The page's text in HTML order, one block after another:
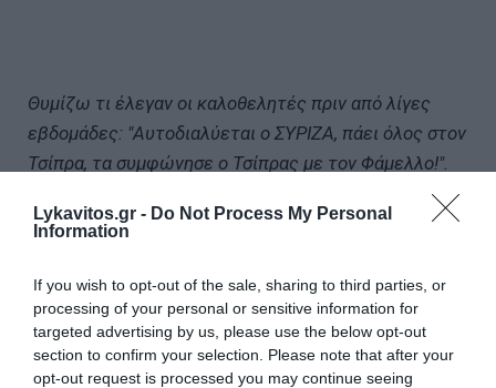
Lykavitos.gr - Do Not Process My Personal
Information
If you wish to opt-out of the sale, sharing to third parties, or
processing of your personal or sensitive information for
targeted advertising by us, please use the below opt-out
section to confirm your selection. Please note that after your
opt-out request is processed you may continue seeing
Θυμίζω τι έλεγαν οι καλοθελητές πριν από λίγες
εβδομάδες: "Αυτοδιαλύεται ο ΣΥΡΙΖΑ, πάει όλος στον
Τσίπρα, τα συμφώνησε ο Τσίπρας με τον Φάμελλο!".
Τώρα που αποδεικνύεται ότι ο μέγας νους Φάμελλος
αποφάσισε μόνος του να προτείνει αυτοδιάλυση για
να πιέσει με τετελεσμένη απόφαση τον Τσίπρα να
τους πάρει όλους en bloc αλλά ο Τσίπρας τούς έριξε